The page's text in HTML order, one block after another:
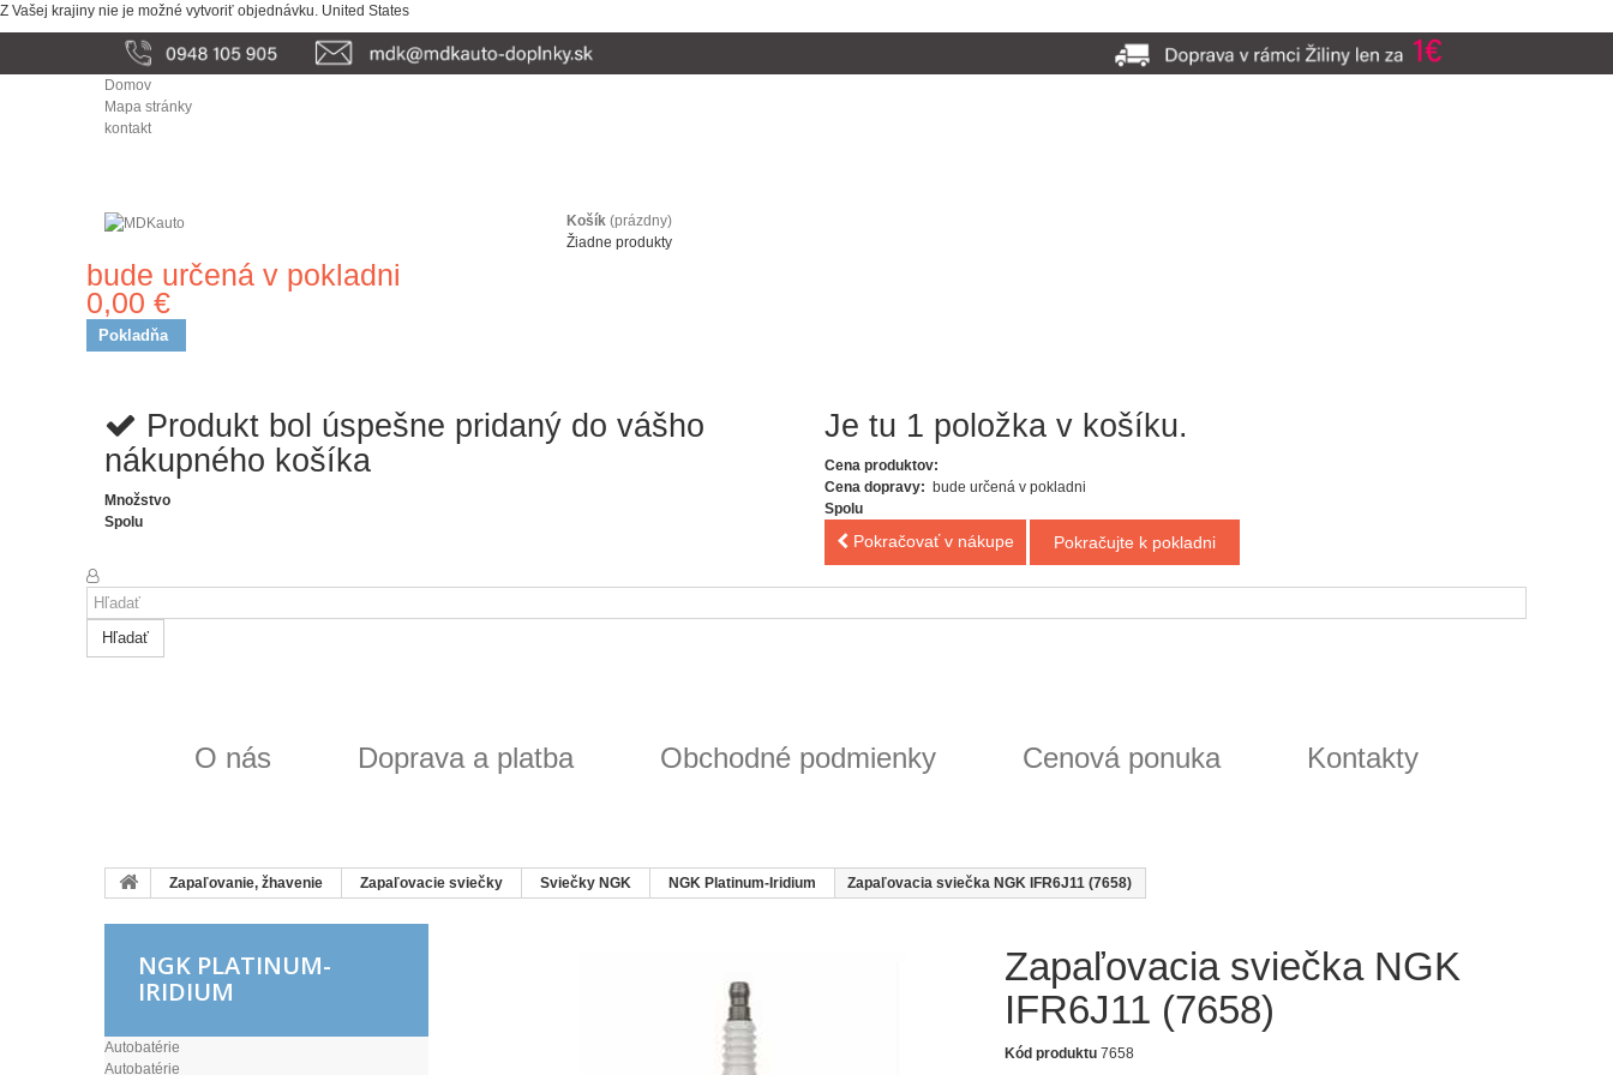
Z Vašej krajiny nie je možné vytvoriť objednávku. United States
Domov
Mapa stránky
kontakt
Košík (prázdny)
Žiadne produkty
bude určená v pokladni
0,00 €
Pokladňa
Produkt bol úspešne pridaný do vášho
nákupného košíka
Množstvo
Spolu
Je tu 1 položka v košíku.
Cena produktov:
Cena dopravy: bude určená v pokladni
Spolu
Pokračovať v nákupe Pokračujte k pokladni
Hľadať
O nás Doprava a platba Obchodné podmienky Cenová ponuka Kontakty
Zapaľovanie, žhavenie Zapaľovacie sviečky Sviečky NGK NGK Platinum-Iridium Zapaľovacia sviečka NGK IFR6J11 (7658)
NGK PLATINUM-
IRIDIUM
Autobatérie
Autobatérie
Zapaľovacia sviečka NGK
IFR6J11 (7658)
Kód produktu 7658